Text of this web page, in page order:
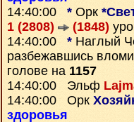
14:40:00 * Орк
1 (2808)
(1848)
14:40:00 * Наглый
разбежавшись
голове на 1157
14:40:00 Эльф
14:40:00 Орк
здоровья